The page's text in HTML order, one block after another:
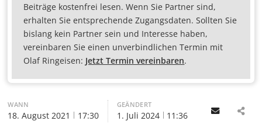
Beiträge kostenfrei lesen. Wenn Sie Partner sind,
erhalten Sie entsprechende Zugangsdaten. Sollten Sie
bislang kein Partner sein und Interesse haben,
vereinbaren Sie einen unverbindlichen Termin mit
Olaf Ringeisen: Jetzt Termin vereinbaren.
WANN
18. August 2021 17:30
GEÄNDERT
1. Juli 2024 11:36 Email